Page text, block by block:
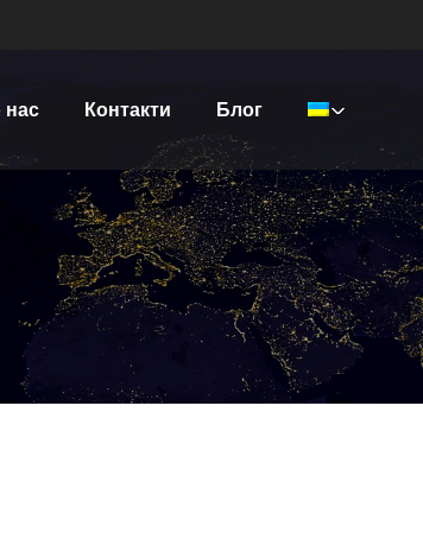
Контакти Блог